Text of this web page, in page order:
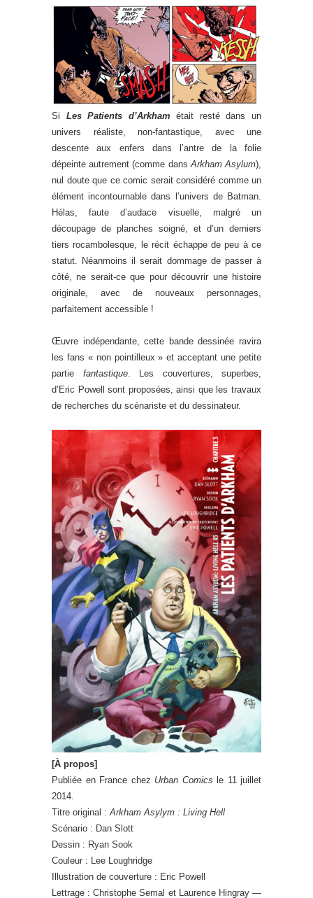
Si Les Patients d’Arkham était resté dans un
univers réaliste, non-fantastique, avec une
descente aux enfers dans l’antre de la folie
dépeinte autrement (comme dans Arkham Asylum),
nul doute que ce comic serait considéré comme un
élément incontournable dans l’univers de Batman.
Hélas, faute d’audace visuelle, malgré un
découpage de planches soigné, et d’un derniers
tiers rocambolesque, le récit échappe de peu à ce
statut. Néanmoins il serait dommage de passer à
côté, ne serait-ce que pour découvrir une histoire
originale, avec de nouveaux personnages,
parfaitement accessible !
Œuvre indépendante, cette bande dessinée ravira
les fans « non pointilleux » et acceptant une petite
partie fantastique. Les couvertures, superbes,
d’Eric Powell sont proposées, ainsi que les travaux
de recherches du scénariste et du dessinateur.
[À propos]
Publiée en France chez Urban Comics le 11 juillet
2014.
Titre original : Arkham Asylym : Living Hell
Scénario : Dan Slott
Dessin : Ryan Sook
Couleur : Lee Loughridge
Illustration de couverture : Eric Powell
Lettrage : Christophe Semal et Laurence Hingray —